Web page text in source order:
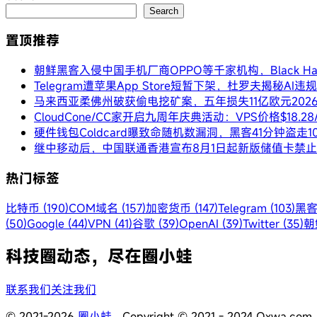
Search
置顶推荐
朝鲜黑客入侵中国手机厂商OPPO等千家机构，Black
Telegram遭苹果App Store短暂下架，杜罗夫揭秘AI违
马来西亚柔佛州破获偷电挖矿案，五年损失11亿欧元
CloudCone/CC家开启九周年庆典活动：VPS价格
硬件钱包Coldcard曝致命随机数漏洞，黑客41分钟盗走
继中移动后，中国联通香港宣布8月1日起新版储值卡禁
热门标签
比特币 (190)COM域名 (157)加密货币 (147)Telegram (103)黑
(50)Google (44)VPN (41)谷歌 (39)OpenAI (39)Twitter (35)
科技圈动态，尽在圈小蛙
联系我们关注我们